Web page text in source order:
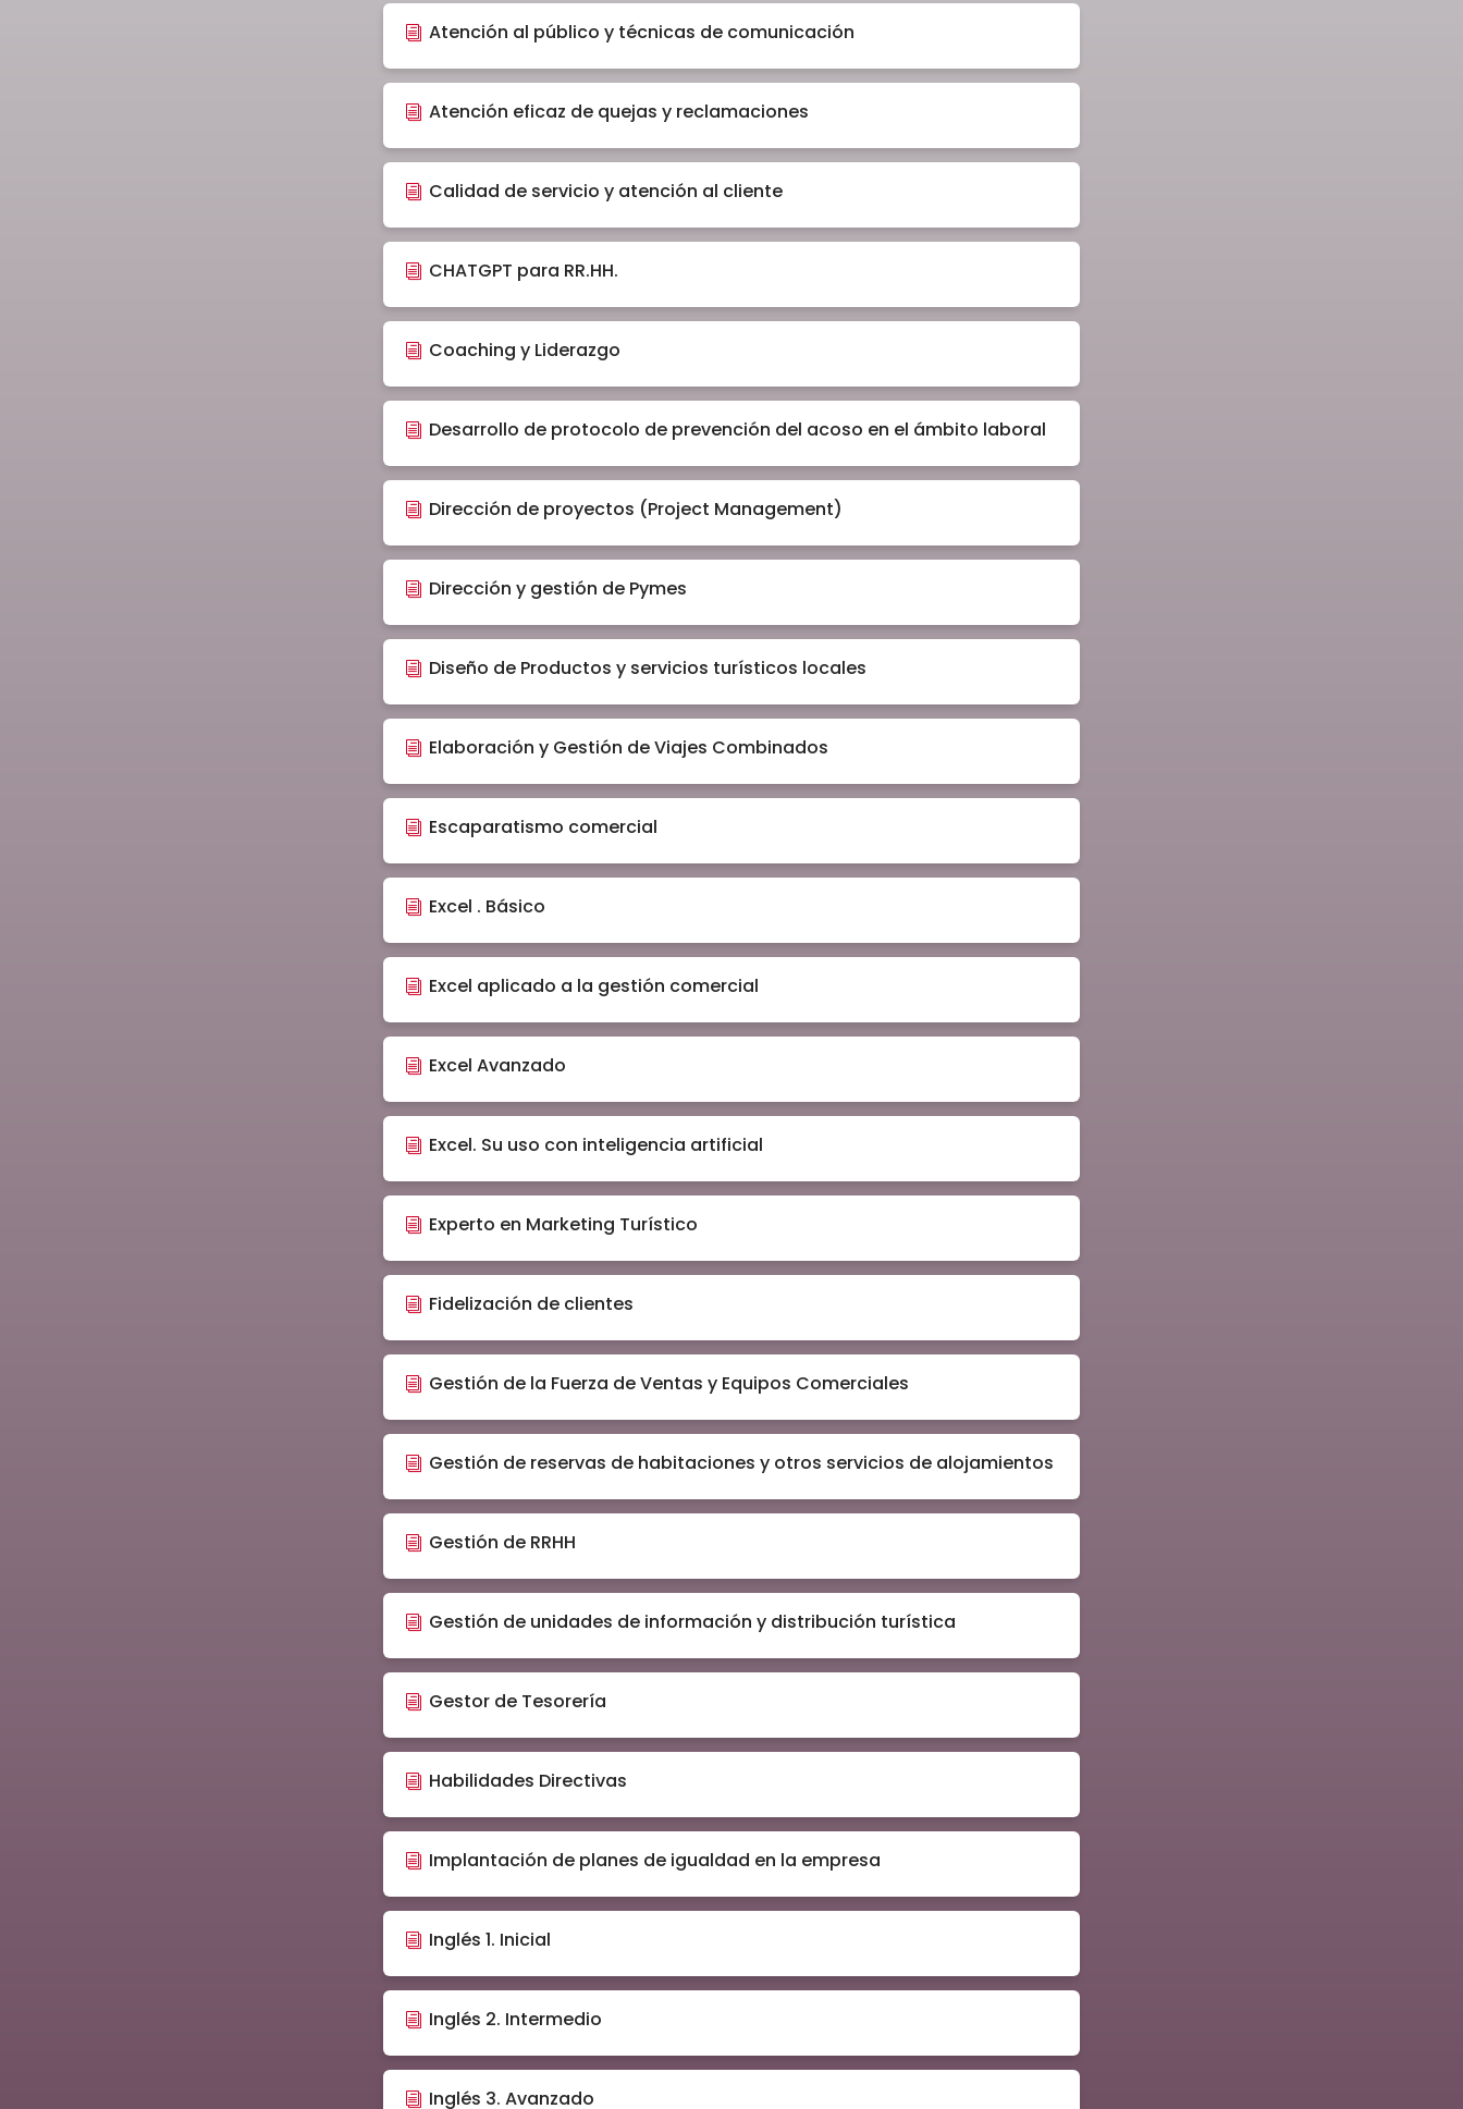
Atención al público y técnicas de comunicación
Atención eficaz de quejas y reclamaciones
Calidad de servicio y atención al cliente
CHATGPT para RR.HH.
Coaching y Liderazgo
Desarrollo de protocolo de prevención del acoso en el ámbito laboral
Dirección de proyectos (Project Management)
Dirección y gestión de Pymes
Diseño de Productos y servicios turísticos locales
Elaboración y Gestión de Viajes Combinados
Escaparatismo comercial
Excel . Básico
Excel aplicado a la gestión comercial
Excel Avanzado
Excel. Su uso con inteligencia artificial
Experto en Marketing Turístico
Fidelización de clientes
Gestión de la Fuerza de Ventas y Equipos Comerciales
Gestión de reservas de habitaciones y otros servicios de alojamientos
Gestión de RRHH
Gestión de unidades de información y distribución turística
Gestor de Tesorería
Habilidades Directivas
Implantación de planes de igualdad en la empresa
Inglés 1. Inicial
Inglés 2. Intermedio
Inglés 3. Avanzado